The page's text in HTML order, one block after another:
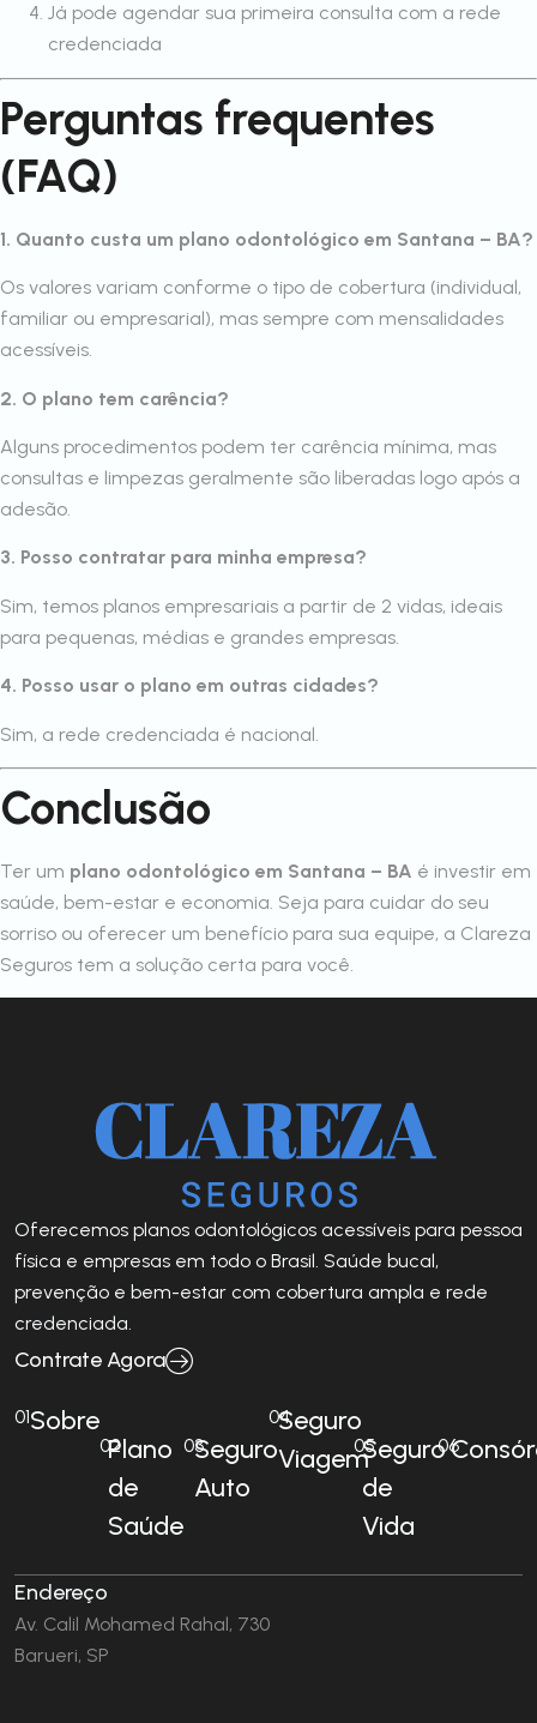
Já pode agendar sua primeira consulta com a rede
credenciada
Perguntas frequentes
(FAQ)
1. Quanto custa um plano odontológico em Santana – BA?
Os valores variam conforme o tipo de cobertura (individual,
familiar ou empresarial), mas sempre com mensalidades
acessíveis.
2. O plano tem carência?
Alguns procedimentos podem ter carência mínima, mas
consultas e limpezas geralmente são liberadas logo após a
adesão.
3. Posso contratar para minha empresa?
Sim, temos planos empresariais a partir de 2 vidas, ideais
para pequenas, médias e grandes empresas.
4. Posso usar o plano em outras cidades?
Sim, a rede credenciada é nacional.
Conclusão
Ter um plano odontológico em Santana – BA é investir em
saúde, bem-estar e economia. Seja para cuidar do seu
sorriso ou oferecer um benefício para sua equipe, a Clareza
Seguros tem a solução certa para você.
Oferecemos planos odontológicos acessíveis para pessoa
física e empresas em todo o Brasil. Saúde bucal,
prevenção e bem-estar com cobertura ampla e rede
credenciada.
Contrate Agora
01Sobre
02Plano
de
Saúde
03Seguro
Auto
04Seguro
Viagem
05Seguro
de
Vida
06
Endereço
Av. Calil Mohamed Rahal, 730
Barueri, SP